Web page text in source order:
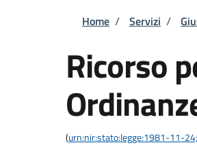
Briciole
Home / Servizi /
Ricorso
(urn:nir:stato:legge:1981-11-